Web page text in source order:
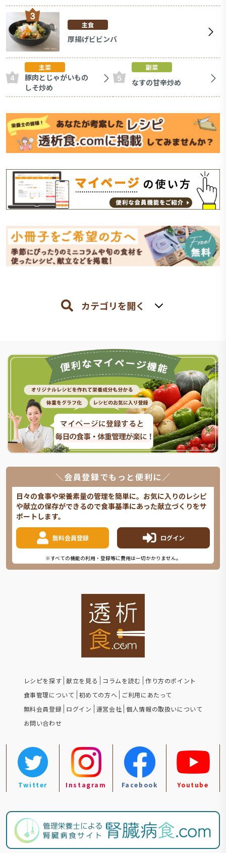
主食
厚揚げビビンバ
主菜
豚肉とじゃがいもの
しそ炒め
副菜
なすの甘辛炒め
カテゴリを開く
＼会員登録でもっと便利に／
日々の食事や栄養素量の管理を簡単に。お気に入りのレシピ
や献立の保存ができるので食事基準にあった献立づくりをサ
ポートします。
無料会員登録 ログイン
※すべての機能の利用・登録等に費用は一切かかりません。
レシピを探す 献立を見る コラムを読む
作り方のポイント
食事管理について
初めての方へ
ご利用にあたって
無料会員登録 ログイン 運営会社 個人情報の取扱いについて
お問い合わせ
Twitter Instagram Facebook Youtube